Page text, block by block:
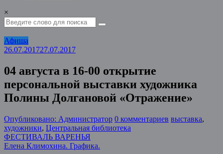
×
Афиша
26.07.201727.07.2017
04 августа в 16-00 открытие
персональной выставки художника
Полины Долгановой «Отражение»
Опубликовано: Администратор 0 комментариев выставка,
художники, Центральная библиотека
Post
navigation
ФЕСТИВАЛЬ ВАРЕНЬЯ
Елена Климохина. Графика.